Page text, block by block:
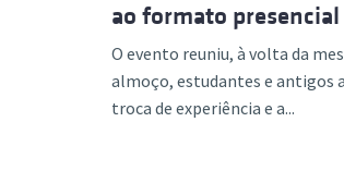
ao formato presencial
O evento reuniu, à volta da
almoço, estudantes e antigos
troca de experiência e a...